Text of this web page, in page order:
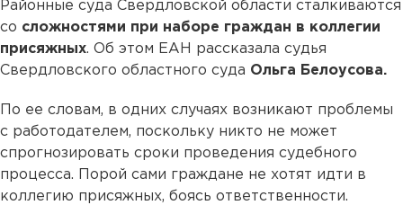
Районные суда Свердловской области сталкиваются
со сложностями при наборе граждан в коллегии
присяжных. Об этом ЕАН рассказала судья
Свердловского областного суда Ольга Белоусова.
По ее словам, в одних случаях возникают проблемы
с работодателем, поскольку никто не может
спрогнозировать сроки проведения судебного
процесса. Порой сами граждане не хотят идти в
коллегию присяжных, боясь ответственности.